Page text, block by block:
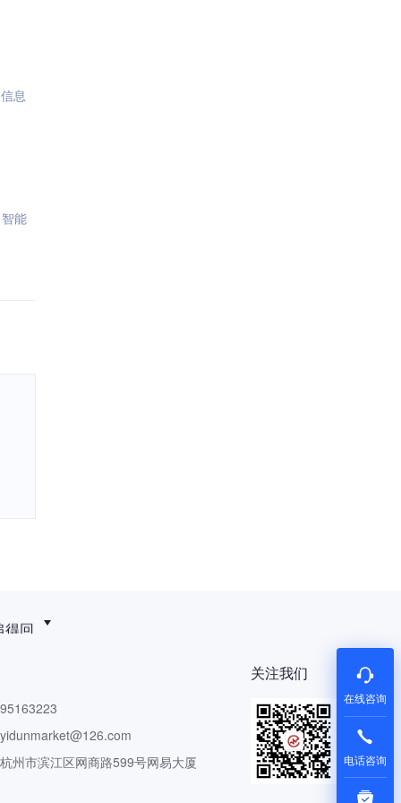
息
能
得回
州市滨江区网商路599号网易大厦
关注我们
在线咨询
电话咨询